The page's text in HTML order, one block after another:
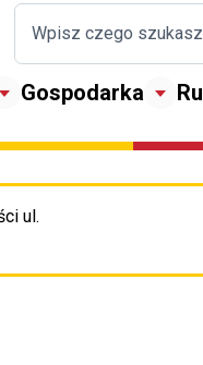
Gospodarka
ul.